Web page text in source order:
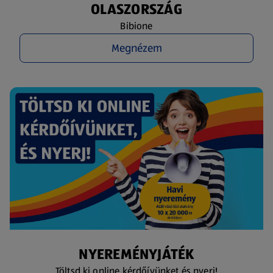
OLASZORSZÁG
Bibione
Megnézem
NYEREMÉNYJÁTÉK